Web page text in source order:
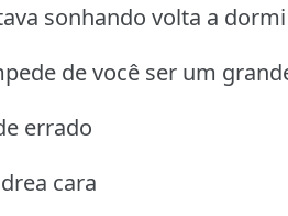
sonhando volta a
de você ser um
errado
cara